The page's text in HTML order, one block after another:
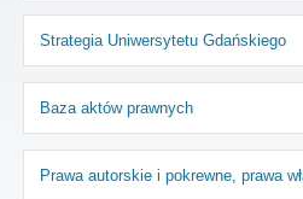
Strategia Uniwersytetu Gdańskiego
Baza aktów prawnych
Prawa autorskie i pokrewne, prawa